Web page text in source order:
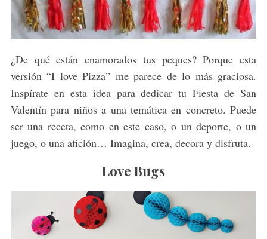
¿De qué están enamorados tus peques? Porque esta
versión “I love Pizza” me parece de lo más graciosa.
Inspírate en esta idea para dedicar tu Fiesta de San
Valentín para niños a una temática en concreto. Puede
ser una receta, como en este caso, o un deporte, o un
juego, o una afición… Imagina, crea, decora y disfruta.
Love Bugs